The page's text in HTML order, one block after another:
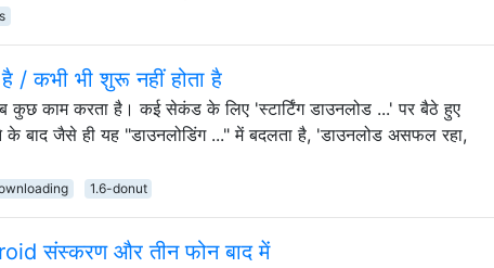
/ कभी भी शुरू नहीं होता है
कुछ काम करता है। कई सेकंड के लिए 'स्टार्टिंग डाउनलोड ...' पर बैठे हुए
के बाद जैसे ही यह "डाउनलोडिंग ..." में बदलता है, 'डाउनलोड असफल रहा,
1.6-donut
संस्करण और तीन फोन बाद में